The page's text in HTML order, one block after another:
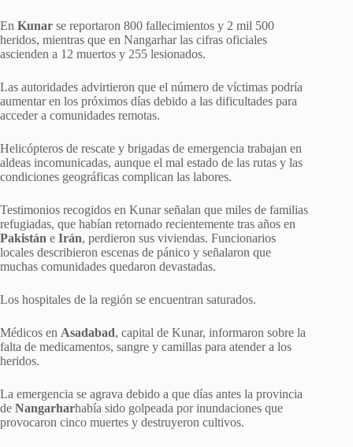
En Kunar se reportaron 800 fallecimientos y 2 mil 500
heridos, mientras que en Nangarhar las cifras oficiales
ascienden a 12 muertos y 255 lesionados.
Las autoridades advirtieron que el número de víctimas podría
aumentar en los próximos días debido a las dificultades para
acceder a comunidades remotas.
Helicópteros de rescate y brigadas de emergencia trabajan en
aldeas incomunicadas, aunque el mal estado de las rutas y las
condiciones geográficas complican las labores.
Testimonios recogidos en Kunar señalan que miles de familias
refugiadas, que habían retornado recientemente tras años en
Pakistán e Irán, perdieron sus viviendas. Funcionarios
locales describieron escenas de pánico y señalaron que
muchas comunidades quedaron devastadas.
Los hospitales de la región se encuentran saturados.
Médicos en Asadabad, capital de Kunar, informaron sobre la
falta de medicamentos, sangre y camillas para atender a los
heridos.
La emergencia se agrava debido a que días antes la provincia
de Nangarharhabía sido golpeada por inundaciones que
provocaron cinco muertes y destruyeron cultivos.